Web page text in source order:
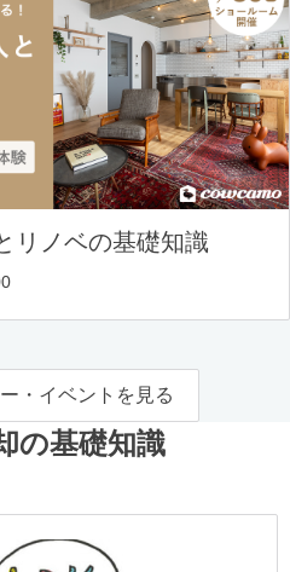
リノベの基礎知識
・イベントを見る
の基礎知識